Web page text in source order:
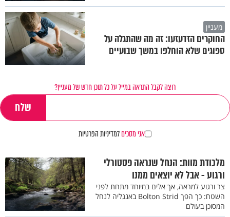
מעניין
החוקרים הזדעזעו: זה מה שהתגלה על
ספוגים שלא הוחלפו במשך שבועיים
רוצה לקבל התראה במייל על כל תוכן חדש של מעניין?
אני מסכיםלמדיניות הפרטיות
מלכודת מוות: הנחל שנראה פסטורלי
ורגוע - אבל לא יוצאים ממנו
צר ורגוע למראה, אך אלים במיוחד מתחת לפני
השטח: כך הפך Bolton Strid באנגליה לנחל
המסוכן בעולם